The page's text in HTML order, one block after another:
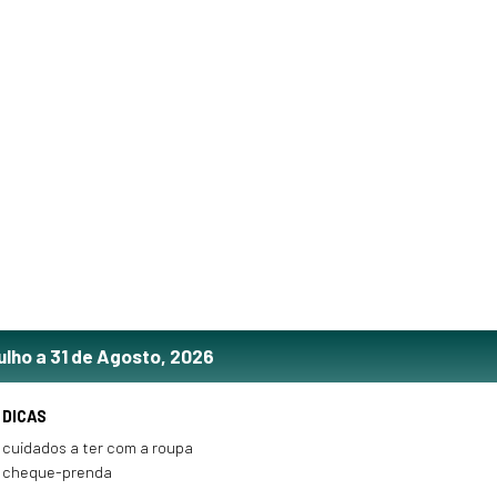
a 31 de Agosto, 2026
DICAS
cuidados a ter com a roupa
cheque-prenda